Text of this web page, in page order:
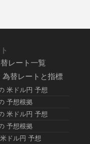
レート一覧
為替レートと指標
米ドル円 予想
予想根拠
米ドル円 予想
予想根拠
ドル円 予想